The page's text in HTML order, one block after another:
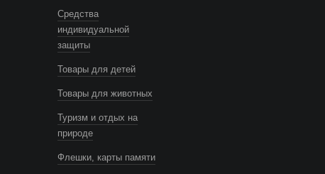
Средства
индивидуальной
защиты
Товары для детей
Товары для животных
Туризм и отдых на
природе
Флешки, карты памяти